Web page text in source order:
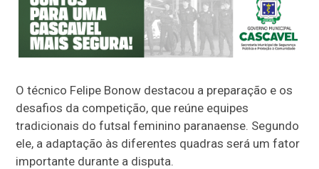
O técnico Felipe Bonow destacou a preparação e os
desafios da competição, que reúne equipes
tradicionais do futsal feminino paranaense. Segundo
ele, a adaptação às diferentes quadras será um fator
importante durante a disputa.